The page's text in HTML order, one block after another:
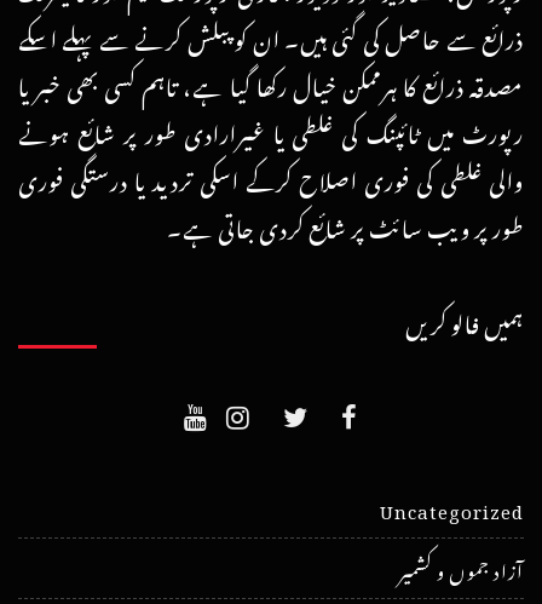
ذرائع سے حاصل کی گئی ہیں۔ ان کو پبلش کرنے سے پہلے اسکے
مصدقہ ذرائع کا ہرممکن خیال رکھا گیا ہے، تاہم کسی بھی خبر یا
رپورٹ میں ٹائپنگ کی غلطی یا غیرارادی طور پر شائع ہونے
والی غلطی کی فوری اصلاح کرکے اسکی تردید یا درستگی فوری
طور پر ویب سائٹ پر شائع کردی جاتی ہے۔
ہمیں فالو کریں
Uncategorized
آزاد جموں و کشمیر